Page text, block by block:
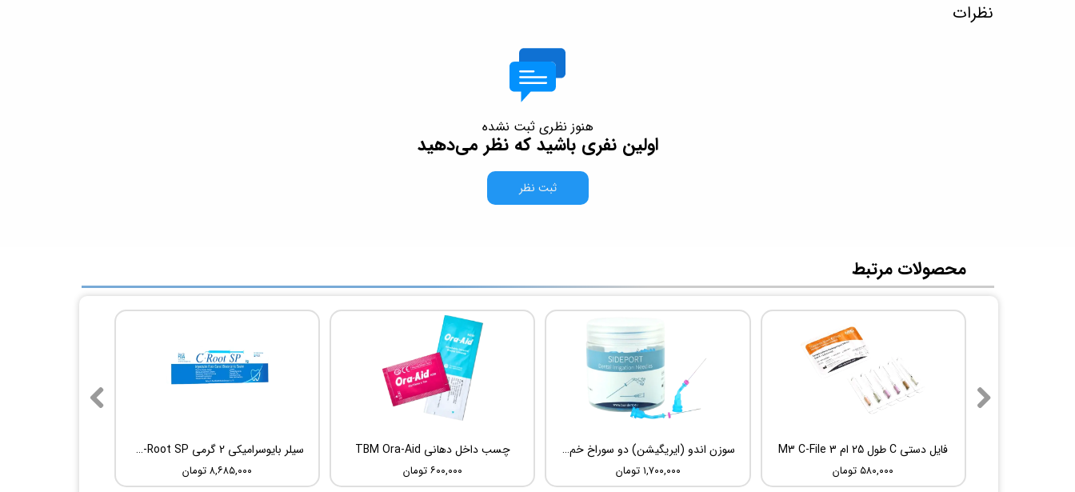
نظرات
هنوز نظری ثبت نشده
اولین نفری باشید که نظر می‌دهید
ثبت نظر
سیلر بایوسرامیکی 2 گرمی Root Dental Medical C-Root SP
۸,۶۸۵,۰۰۰ تومان
چسب داخل دهانی TBM Ora-Aid
۶۰۰,۰۰۰ تومان
سوزن اندو (ایریگیشن) دو سوراخ خم شونده UDG Sideport
۱,۷۰۰,۰۰۰ تومان
فایل دستی C طول 25 ام 3 M3 C-File
۵۸۰,۰۰۰ تومان
​محصولات مرتبط